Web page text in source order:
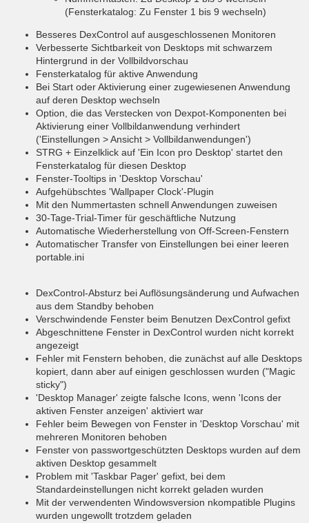
(Fensterkatalog: Zu Fenster 1 bis 9 wechseln)
Besseres DexControl auf ausgeschlossenen Monitoren
Verbesserte Sichtbarkeit von Desktops mit schwarzem
Hintergrund in der Vollbildvorschau
Fensterkatalog für aktive Anwendung
Bei Start oder Aktivierung einer zugewiesenen Anwendung
auf deren Desktop wechseln
Option, die das Verstecken von Dexpot-Komponenten bei
Aktivierung einer Vollbildanwendung verhindert
('Einstellungen > Ansicht > Vollbildanwendungen')
STRG + Einzelklick auf 'Ein Icon pro Desktop' startet den
Fensterkatalog für diesen Desktop
Fenster-Tooltips in 'Desktop Vorschau'
Aufgehübschtes 'Wallpaper Clock'-Plugin
Mit den Nummertasten schnell Anwendungen zuweisen
30-Tage-Trial-Timer für geschäftliche Nutzung
Automatische Wiederherstellung von Off-Screen-Fenstern
Automatischer Transfer von Einstellungen bei einer leeren
portable.ini
DexControl-Absturz bei Auflösungsänderung und Aufwachen
aus dem Standby behoben
Verschwindende Fenster beim Benutzen DexControl gefixt
Abgeschnittene Fenster in DexControl wurden nicht korrekt
angezeigt
Fehler mit Fenstern behoben, die zunächst auf alle Desktops
kopiert, dann aber auf einigen geschlossen wurden ("Magic
sticky")
'Desktop Manager' zeigte falsche Icons, wenn 'Icons der
aktiven Fenster anzeigen' aktiviert war
Fehler beim Bewegen von Fenster in 'Desktop Vorschau' mit
mehreren Monitoren behoben
Fenster von passwortgeschützten Desktops wurden auf dem
aktiven Desktop gesammelt
Problem mit 'Taskbar Pager' gefixt, bei dem
Standardeinstellungen nicht korrekt geladen wurden
Mit der verwendenten Windowsversion nkompatible Plugins
wurden ungewollt trotzdem geladen